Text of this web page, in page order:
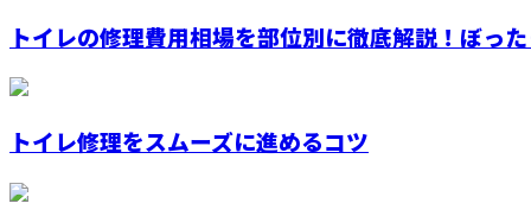
トイレの修理費用相場を部位別に徹底解説！ぼっ
トイレ修理をスムーズに進めるコツ